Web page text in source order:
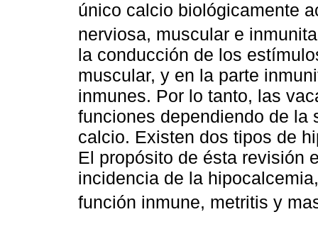
único calcio biológicamente
nerviosa, muscular e
la conducción de los
muscular, y en la parte
inmunes. Por lo tanto, las
funciones dependiendo de la
calcio. Existen dos tipos de
El propósito de ésta revisión
incidencia de la
función inmune, metritis y